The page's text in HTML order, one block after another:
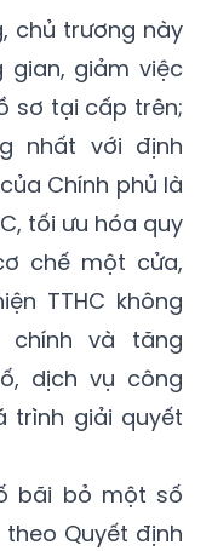
chủ trương này
giảm việc
sơ tại cấp trên;
nhất với định
Chính phủ là
tối ưu hóa quy
chế một cửa,
TTHC không
và tăng
dịch vụ công
trình giải quyết
bãi bỏ một số
Quyết định